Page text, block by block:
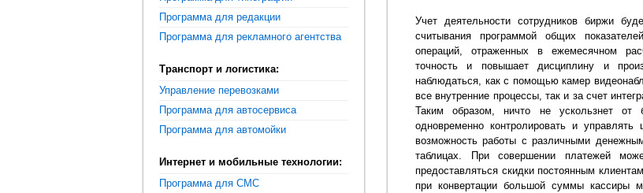
Учет деятельности сотрудников биржи
считывания программой общих
операций, отраженных в ежемесячном
точность и повышает дисциплину и
наблюдаться, как с помощью камер
все внутренние процессы, так и за счет
Таким образом, ничто не ускользнет от
одновременно контролировать и
возможность работы с различными
таблицах. При совершении платежей
предоставляться скидки постоянным
при конвертации большой суммы кассиры
Программа для редакции
Программа для рекламного агентства
Транспорт и логистика:
Управление перевозками
Программа для автосервиса
Программа для автомойки
Интернет и мобильные технологии:
Программа для СМС